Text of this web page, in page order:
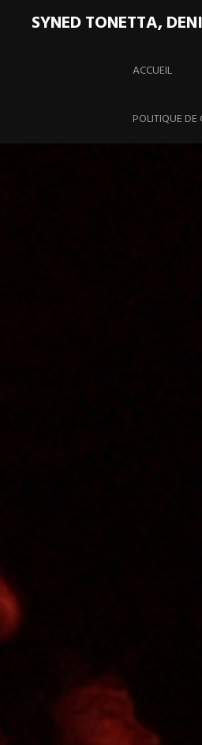
SYNED TONETTA,
au
ACCUEIL
POLITIQUE DE